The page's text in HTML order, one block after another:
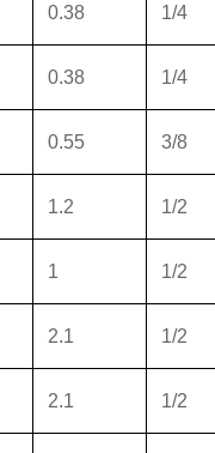
0.38 1/4
0.38 1/4
0.55 3/8
1.2 1/2
1 1/2
2.1 1/2
2.1 1/2